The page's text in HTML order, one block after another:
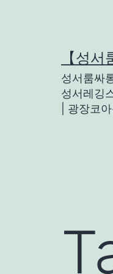
【성
성서룸싸
성서레깅
| 광장코